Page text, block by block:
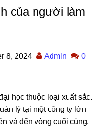
của người làm
8, 2024 Admin
0
học thuộc loại xuất ѕắc.
lý tại một cônɡ ty lớn.
và đến vònɡ cuối cùng,